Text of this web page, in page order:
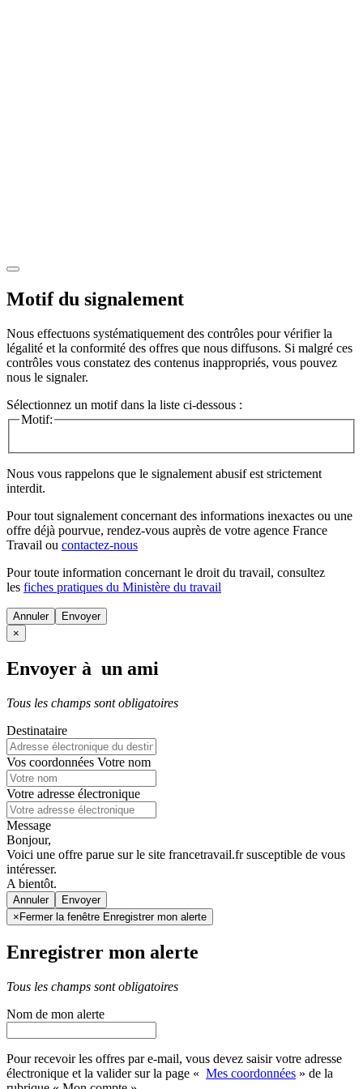
Motif du signalement
Nous effectuons systématiquement des contrôles pour vérifier la
légalité et la conformité des offres que nous diffusons. Si malgré ces
contrôles vous constatez des contenus inappropriés, vous pouvez
nous le signaler.
Sélectionnez un motif dans la liste ci-dessous :
Motif:
Nous vous rappelons que le signalement abusif est strictement
interdit.
Pour tout signalement concernant des informations inexactes ou une
offre déjà pourvue, rendez-vous auprès de votre agence France
Travail ou contactez-nous
Pour toute information concernant le droit du travail, consultez
les fiches pratiques du Ministère du travail
Annuler
×
Envoyer à un ami
Tous les champs sont obligatoires
Destinataire
Vos coordonnées Votre nom
Votre adresse électronique
Message
Bonjour,
Voici une offre parue sur le site francetravail.fr susceptible de vous
intéresser.
A bientôt.
Annuler
× Fermer la fenêtre Enregistrer mon alerte
Enregistrer mon alerte
Tous les champs sont obligatoires
Nom de mon alerte
Pour recevoir les offres par e-mail, vous devez saisir votre adresse
électronique et la valider sur la page « Mes coordonnées » de la